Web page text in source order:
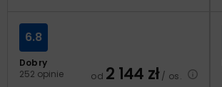
Dobry
252 opinie
6.8
od 2 144 zł/ os.